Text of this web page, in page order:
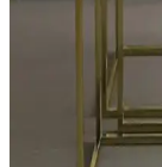
Bayan Ev
Arada Sunan
Bayan ev terliği
Modern ve